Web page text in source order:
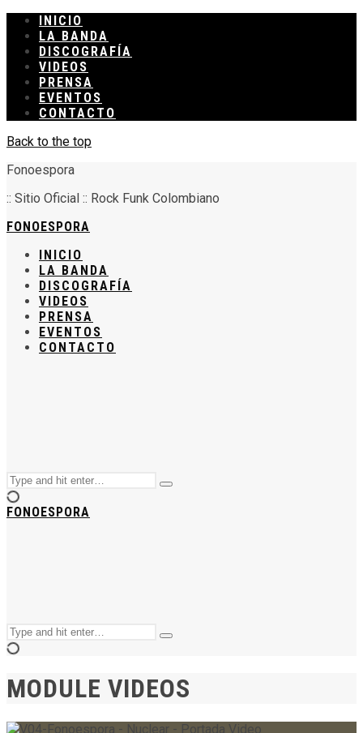
INICIO
LA BANDA
DISCOGRAFÍA
VIDEOS
PRENSA
EVENTOS
CONTACTO
Back to the top
Fonoespora
:: Sitio Oficial :: Rock Funk Colombiano
FONOESPORA
INICIO
LA BANDA
DISCOGRAFÍA
VIDEOS
PRENSA
EVENTOS
CONTACTO
Search
for:
Type
FONOESPORA
Search
for:
Type
enter
MODULE VIDEOS